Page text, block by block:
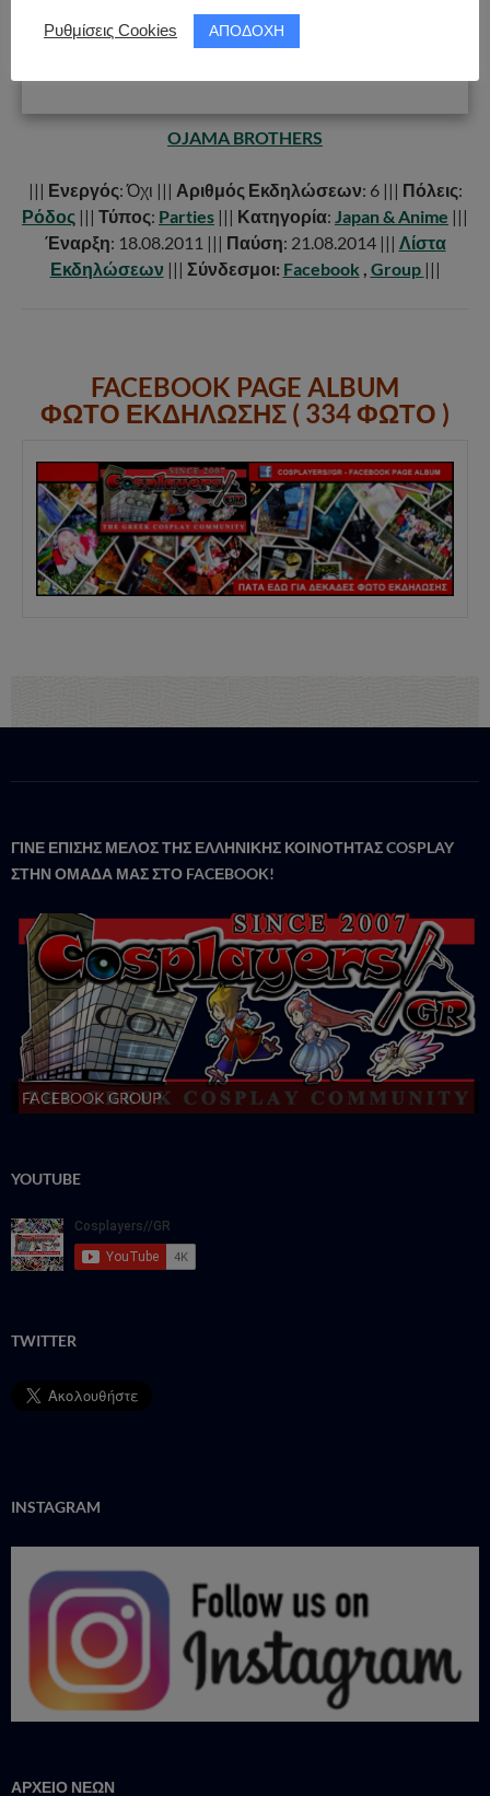
OJAMA BROTHERS
||| Ενεργός: Όχι ||| Αριθμός Εκδηλώσεων: 6 ||| Πόλεις:
Ρόδος ||| Τύπος: Parties ||| Κατηγορία: Japan & Anime |||
Έναρξη: 18.08.2011 ||| Παύση: 21.08.2014 ||| Λίστα
Εκδηλώσεων ||| Σύνδεσμοι: Facebook Group |||
FACEBOOK PAGE ALBUM
ΦΩΤΟ ΕΚΔΗΛΩΣΗΣ ( 334 ΦΩΤΟ )
ΓΙΝΕ ΕΠΙΣΗΣ ΜΕΛΟΣ ΤΗΣ ΕΛΛΗΝΙΚΗΣ ΚΟΙΝΟΤΗΤΑΣ COSPLAY
ΣΤΗΝ ΟΜΑΔΑ ΜΑΣ ΣΤΟ FACΕBOOK!
FACEBOOK GROUP
YOUTUBE
TWITTER
INSTAGRAM
ΑΡΧΕΙΟ ΝΕΩΝ
Ρυθμίσεις Cookies ΑΠΟΔΟΧΗ